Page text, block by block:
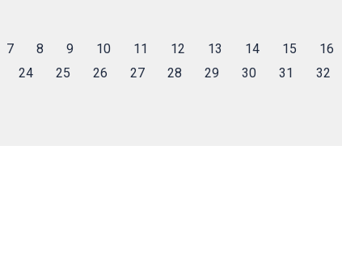
7 8 9 10 11 12 13 14 15 16
24 25 26 27 28 29 30 31 32